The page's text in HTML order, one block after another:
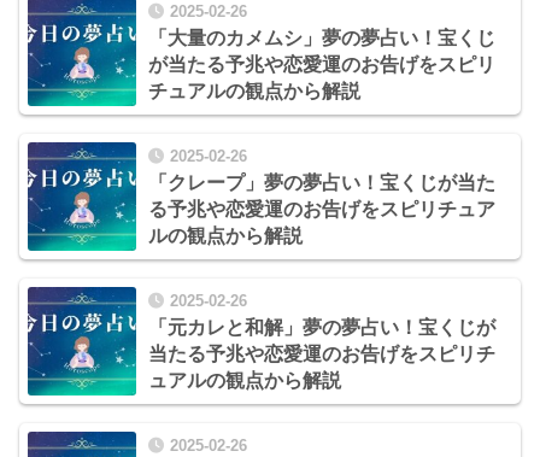
2025-02-26
「大量のカメムシ」夢の夢占い！宝くじ
が当たる予兆や恋愛運のお告げをスピリ
チュアルの観点から解説
2025-02-26
「クレープ」夢の夢占い！宝くじが当た
る予兆や恋愛運のお告げをスピリチュア
ルの観点から解説
2025-02-26
「元カレと和解」夢の夢占い！宝くじが
当たる予兆や恋愛運のお告げをスピリチ
ュアルの観点から解説
2025-02-26